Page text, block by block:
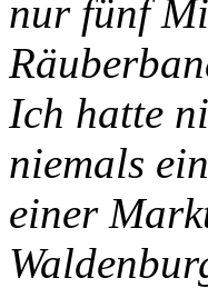
nur fünf
Ich hatte
niemals
einer